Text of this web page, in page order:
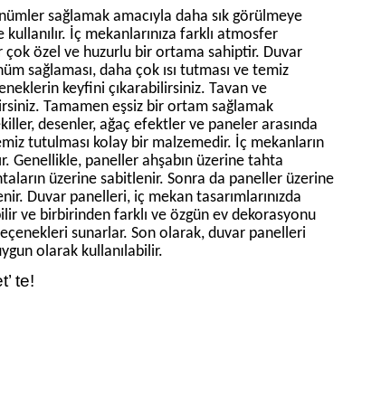
sağlamak amacıyla daha sık görülmeye
İç mekanlarınıza farklı atmosfer
çok özel ve huzurlu bir ortama sahiptir. Duvar
sağlaması, daha çok ısı tutması ve temiz
keyfini çıkarabilirsiniz. Tavan ve
Tamamen eşsiz bir ortam sağlamak
desenler, ağaç efektler ve paneler arasında
tutulması kolay bir malzemedir. İç mekanların
Genellikle, paneller ahşabın üzerine tahta
üzerine sabitlenir. Sonra da paneller üzerine
Duvar panelleri, iç mekan tasarımlarınızda
ve birbirinden farklı ve özgün ev dekorasyonu
sunarlar. Son olarak, duvar panelleri
olarak kullanılabilir.
te!